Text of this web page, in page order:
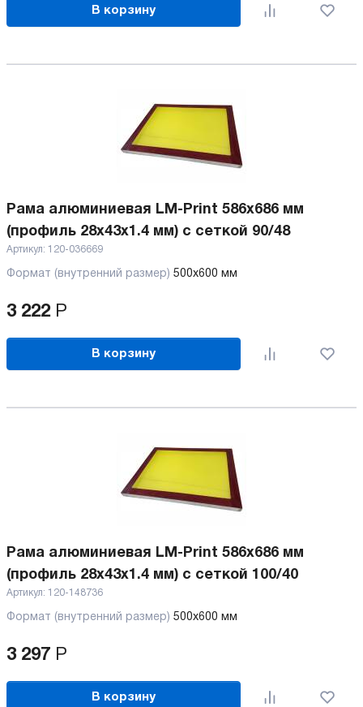
В корзину
Рама алюминиевая LM-Print 586x686 мм
(профиль 28х43х1.4 мм) с сеткой 90/48
Артикул: 120-036669
Формат (внутренний размер) 500х600 мм
3 222 Р
В корзину
Рама алюминиевая LM-Print 586x686 мм
(профиль 28х43х1.4 мм) с сеткой 100/40
Артикул: 120-148736
Формат (внутренний размер) 500х600 мм
3 297 Р
В корзину